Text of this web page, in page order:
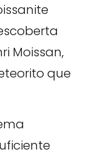
Moissan,
que